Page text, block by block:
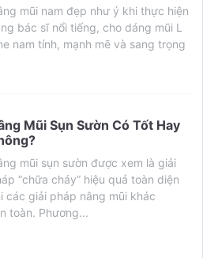
mũi nam đẹp như ý khi thực hiện
bác sĩ nổi tiếng, cho dáng mũi L
nam tính, mạnh mẽ và sang trọng
Mũi Sụn Sườn Có Tốt Hay
mũi sụn sườn được xem là giải
“chữa cháy” hiệu quả toàn diện
các giải pháp nâng mũi khác
toàn. Phương...